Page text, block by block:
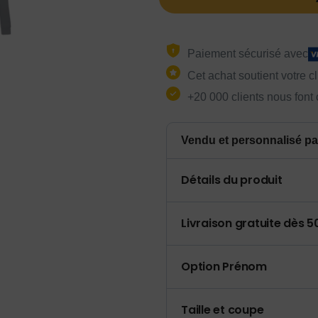
Paiement sécurisé avec
Cet achat soutient votre
+20 000 clients nous font
Vendu et personnalisé
Détails du produit
Livraison gratuite dès
Option Prénom
Taille et coupe